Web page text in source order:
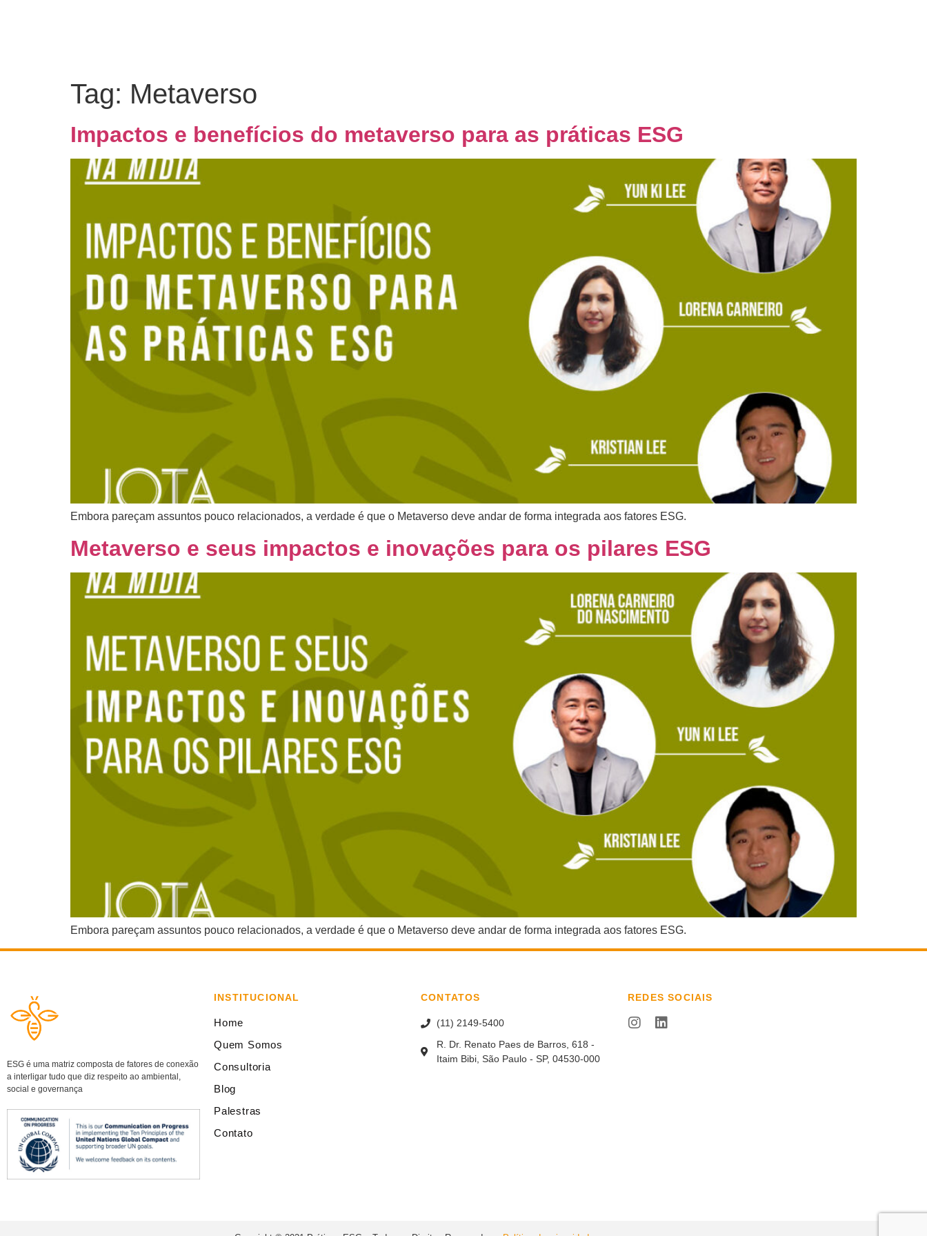
Tag: Metaverso
Impactos e benefícios do metaverso para as práticas ESG
Embora pareçam assuntos pouco relacionados, a verdade é que o Metaverso deve andar de forma integrada aos fatores ESG.
Metaverso e seus impactos e inovações para os pilares ESG
Embora pareçam assuntos pouco relacionados, a verdade é que o Metaverso deve andar de forma integrada aos fatores ESG.
ESG é uma matriz composta de fatores de conexão
a interligar tudo que diz respeito ao ambiental,
social e governança
INSTITUCIONAL
Home
Quem Somos
Consultoria
Blog
Palestras
Contato
CONTATOS
(11) 2149-5400
R. Dr. Renato Paes de Barros, 618 -
Itaim Bibi, São Paulo - SP, 04530-000
REDES SOCIAIS